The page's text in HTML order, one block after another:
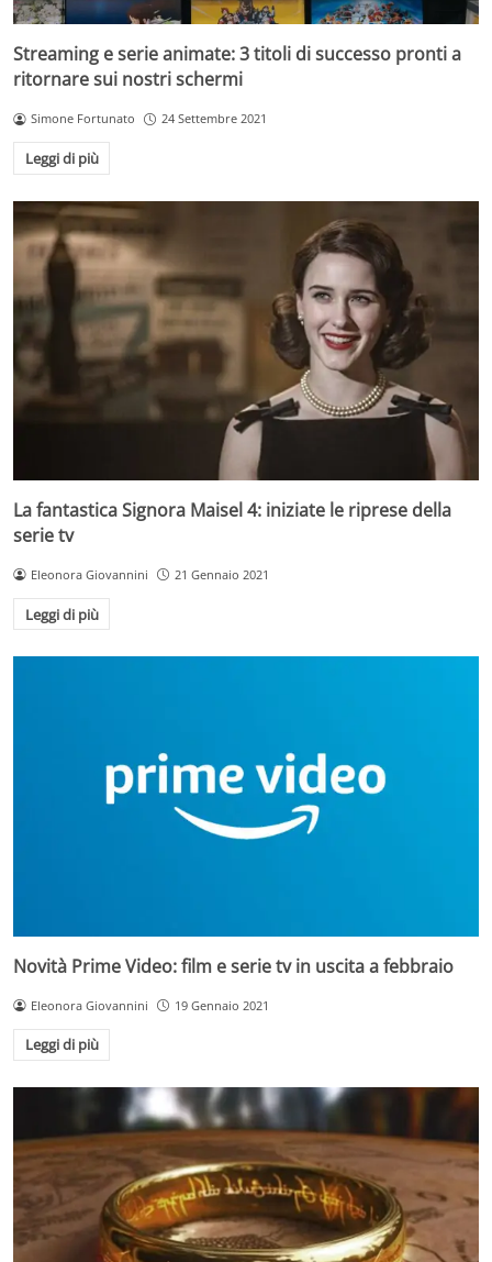
Streaming e serie animate: 3 titoli di successo pronti a
ritornare sui nostri schermi
Simone Fortunato 24 Settembre 2021
Leggi di più
La fantastica Signora Maisel 4: iniziate le riprese della
serie tv
Eleonora Giovannini 21 Gennaio 2021
Leggi di più
Novità Prime Video: film e serie tv in uscita a febbraio
Eleonora Giovannini 19 Gennaio 2021
Leggi di più